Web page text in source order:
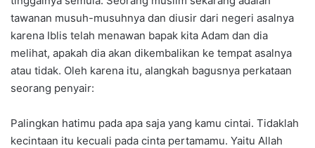
tawanan musuh-musuhnya dan diusir dari negeri asalnya
karena Iblis telah menawan bapak kita Adam dan dia
melihat, apakah dia akan dikembalikan ke tempat asalnya
atau tidak. Oleh karena itu, alangkah bagusnya perkataan
seorang penyair:
Palingkan hatimu pada apa saja yang kamu cintai. Tidaklah
kecintaan itu kecuali pada cinta pertamamu. Yaitu Allah